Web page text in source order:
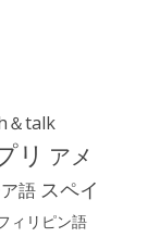
＆talk
リ アメ
語 スペイ
ィリピン語